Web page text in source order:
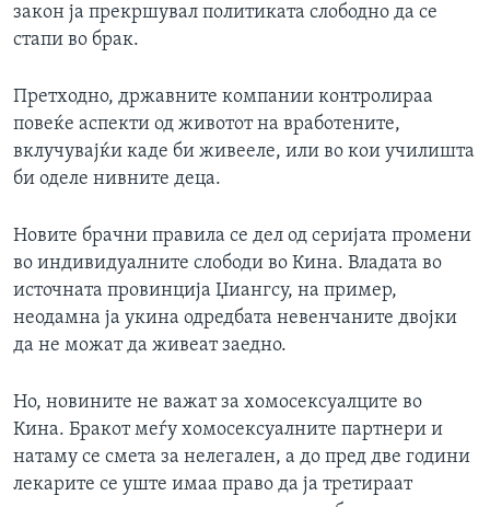
закон ја прекршувал политиката слободно да се
стапи во брак.
Претходно, државните компании контролираа
повеќе аспекти од животот на вработените,
вклучувајќи каде би живееле, или во кои училишта
би оделе нивните деца.
Новите брачни правила се дел од серијата промени
во индивидуалните слободи во Кина. Владата во
источната провинција Џиангсу, на пример,
неодамна ја укина одредбата невенчаните двојки
да не можат да живеат заедно.
Но, новините не важат за хомосексуалците во
Кина. Бракот меѓу хомосексуалните партнери и
натаму се смета за нелегален, а до пред две години
лекарите се уште имаа право да ја третираат